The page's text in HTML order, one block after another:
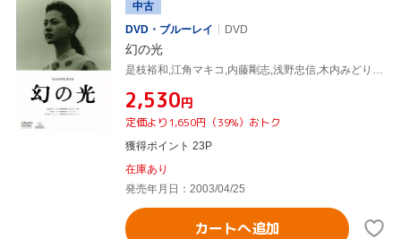
中古
DVD・ブルーレイ
DVD
幻の光
¥2,530円
定価より1,650円（39%）おトク
獲得ポイント 23P
在庫あり
発売年月日：2003/04/25
カートへ追加